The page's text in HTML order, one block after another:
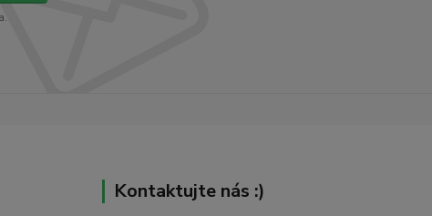
Kontaktujte nás :)